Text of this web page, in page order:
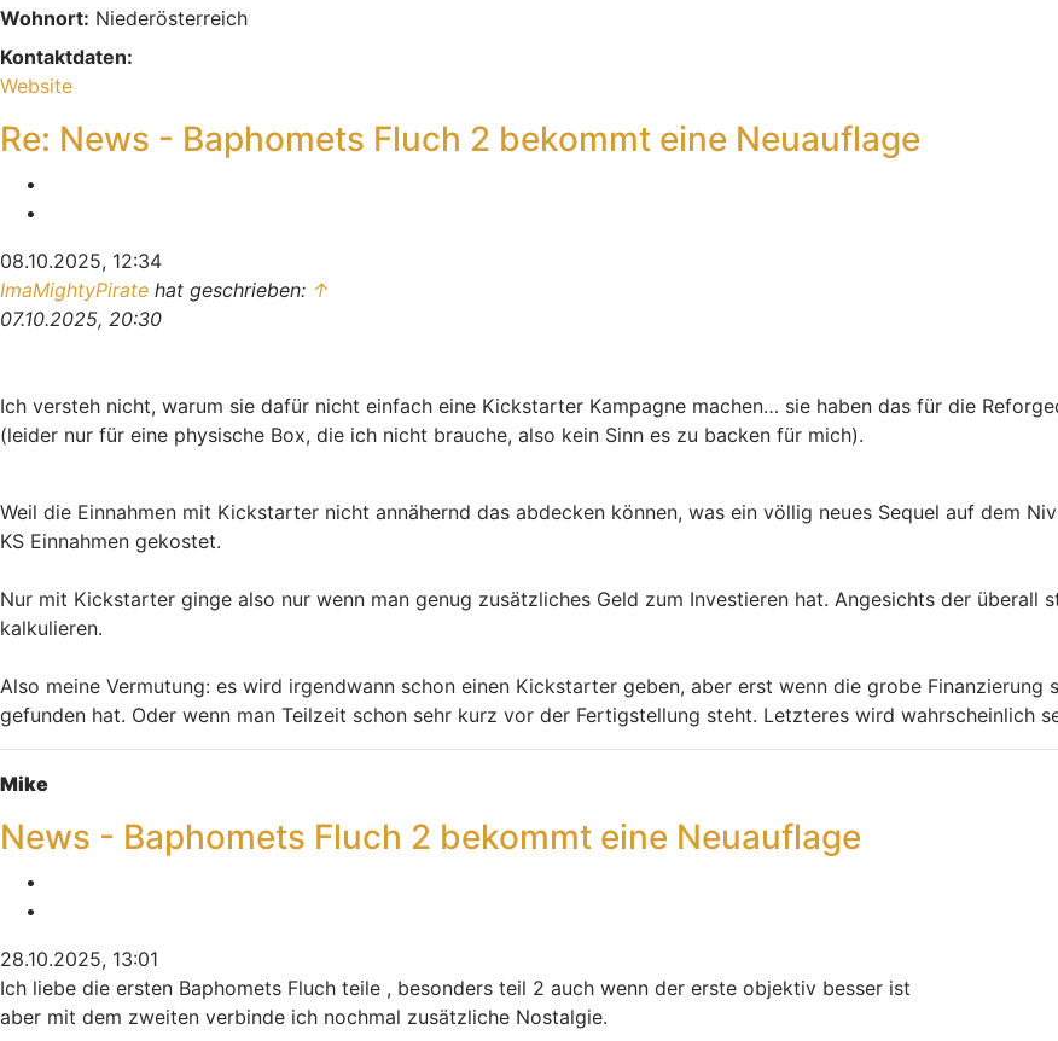
Wohnort: Niederösterreich
Kontaktdaten:
Kontaktdaten von Mikej
Website
Re: News - Baphomets Fluch 2 bekommt eine Neuauflage
08.10.2025, 12:34
ImaMightyPirate hat geschrieben: ↑
07.10.2025, 20:30
Ich versteh nicht, warum sie dafür nicht einfach eine Kickstarter Kampagne machen… sie haben das für die
(leider nur für eine physische Box, die ich nicht brauche, also kein Sinn es zu backen für mich).
Weil die Einnahmen mit Kickstarter nicht annähernd das abdecken können, was ein völlig neues Sequel auf dem
KS Einnahmen gekostet.
Nur mit Kickstarter ginge also nur wenn man genug zusätzliches Geld zum Investieren hat. Angesichts der überall
kalkulieren.
Also meine Vermutung: es wird irgendwann schon einen Kickstarter geben, aber erst wenn die grobe
gefunden hat. Oder wenn man Teilzeit schon sehr kurz vor der Fertigstellung steht. Letzteres wird wahrscheinlich
Mike
News - Baphomets Fluch 2 bekommt eine Neuauflage
28.10.2025, 13:01
Ich liebe die ersten Baphomets Fluch teile , besonders teil 2 auch wenn der erste objektiv besser ist
aber mit dem zweiten verbinde ich nochmal zusätzliche Nostalgie.